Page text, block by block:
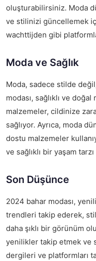
oluşturabilirsiniz. Moda
ve stilinizi güncellemek
wachttijden gibi
Moda ve Sağlık
Moda, sadece stilde
modası, sağlıklı ve
malzemeler, cildinize
sağlıyor. Ayrıca, moda
dostu malzemeler
ve sağlıklı bir yaşam
Son Düşünce
2024 bahar modası,
trendleri takip ederek,
daha şıklı bir görünüm
yenilikler takip etmek ve
dergileri ve platformları